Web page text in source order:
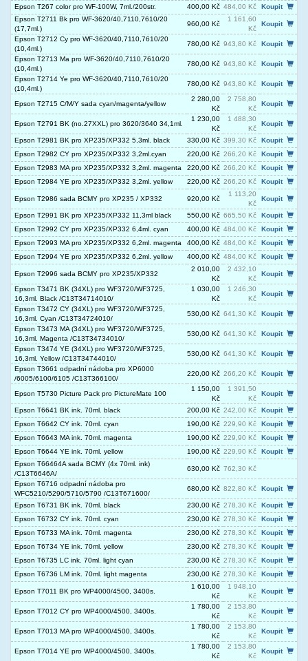
Epson T267 color pro WF-100W, 7ml./200str.
400,00 Kč 484,00 Kč
Koupit
Epson T2711 Bk pro WF-3620/40,7110,7610/20
(17,7ml.)
960,00 Kč
1 161,60
Kč
Koupit
Epson T2712 Cy pro WF-3620/40,7110,7610/20
(10,4ml.)
780,00 Kč 943,80 Kč
Koupit
Epson T2713 Ma pro WF-3620/40,7110,7610/20
(10,4ml.)
780,00 Kč 943,80 Kč
Koupit
Epson T2714 Ye pro WF-3620/40,7110,7610/20
(10,4ml.)
780,00 Kč 943,80 Kč Koupit
Epson T2715 C/M/Y sada cyan/magenta/yellow
2 280,00
Kč
2 758,80
Kč
Koupit
Epson T2791 BK (no.27XXL) pro 3620/3640 34,1ml.
1 230,00
Kč
1 488,30
Kč
Koupit
Epson T2981 BK pro XP235/XP332 5,3ml. black 330,00 Kč 399,30 Kč
Koupit
Epson T2982 CY pro XP235/XP332 3,2ml.cyan
220,00 Kč 266,20 Kč
Koupit
Epson T2983 MA pro XP235/XP332 3,2ml. magenta
220,00 Kč 266,20 Kč
Koupit
Epson T2984 YE pro XP235/XP332 3,2ml. yellow
220,00 Kč 266,20 Kč Koupit
Epson T2986 sada BCMY pro XP235 / XP332 920,00 Kč
1 113,20
Kč
Koupit
Epson T2991 BK pro XP235/XP332 11,3ml black 550,00 Kč 665,50 Kč
Koupit
Epson T2992 CY pro XP235/XP332 6,4ml. cyan
400,00 Kč 484,00 Kč
Koupit
Epson T2993 MA pro XP235/XP332 6,2ml. magenta
400,00 Kč 484,00 Kč
Koupit
Epson T2994 YE pro XP235/XP332 6,2ml. yellow
400,00 Kč 484,00 Kč Koupit
Epson T2996 sada BCMY pro XP235/XP332
2 010,00
Kč
2 432,10
Kč
Koupit
Epson T3471 BK (34XL) pro WF3720/WF3725,
16,3ml. Black /C13T34714010/
1 030,00
Kč
1 246,30
Kč
Koupit
Epson T3472 CY (34XL) pro WF3720/WF3725,
16,3ml. Cyan /C13T34724010/
530,00 Kč 641,30 Kč
Koupit
Epson T3473 MA (34XL) pro WF3720/WF3725,
16,3ml. Magenta /C13T34734010/
530,00 Kč 641,30 Kč
Koupit
Epson T3474 YE (34XL) pro WF3720/WF3725,
16,3ml. Yellow /C13T34744010/
530,00 Kč 641,30 Kč
Koupit
Epson T3661 odpadní nádoba pro XP6000
/6005/6100/6105 /C13T366100/
220,00 Kč 266,20 Kč Koupit
Epson T5730 Picture Pack pro PictureMate 100
1 150,00
Kč
1 391,50
Kč
Koupit
Epson T6641 BK ink. 70ml. black 200,00 Kč 242,00 Kč
Koupit
Epson T6642 CY ink. 70ml. cyan
190,00 Kč 229,90 Kč
Koupit
Epson T6643 MA ink. 70ml. magenta
190,00 Kč 229,90 Kč
Koupit
Epson T6644 YE ink. 70ml. yellow
190,00 Kč 229,90 Kč
Koupit
Epson T66464A sada BCMY (4x 70ml. ink)
/C13T6646A/
630,00 Kč 762,30 Kč
Epson T6716 odpadní nádoba pro
WFC5210/5290/5710/5790 /C13T671600/
680,00 Kč 822,80 Kč Koupit
Epson T6731 BK ink. 70ml. black 230,00 Kč 278,30 Kč
Koupit
Epson T6732 CY ink. 70ml. cyan
230,00 Kč 278,30 Kč
Koupit
Epson T6733 MA ink. 70ml. magenta
230,00 Kč 278,30 Kč
Koupit
Epson T6734 YE ink. 70ml. yellow
230,00 Kč 278,30 Kč
Koupit
Epson T6735 LC ink. 70ml. light cyan
230,00 Kč 278,30 Kč
Koupit
Epson T6736 LM ink. 70ml. light magenta
230,00 Kč 278,30 Kč Koupit
Epson T7011 BK pro WP4000/4500, 3400s.
1 610,00
Kč
1 948,10
Kč
Koupit
Epson T7012 CY pro WP4000/4500, 3400s.
1 780,00
Kč
2 153,80
Kč
Koupit
Epson T7013 MA pro WP4000/4500, 3400s.
1 780,00
Kč
2 153,80
Kč
Koupit
Epson T7014 YE pro WP4000/4500, 3400s.
1 780,00
Kč
2 153,80
Kč
Koupit